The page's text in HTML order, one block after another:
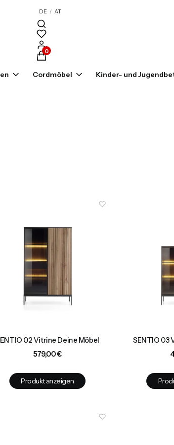
DE / AT
Produkte im Warenkorb: 0. Details
Cordmöbel Kinder- und
02 Vitrine Deine Möbel
Preis
579,00 €
Produkt anzeigen
SENTIO 03